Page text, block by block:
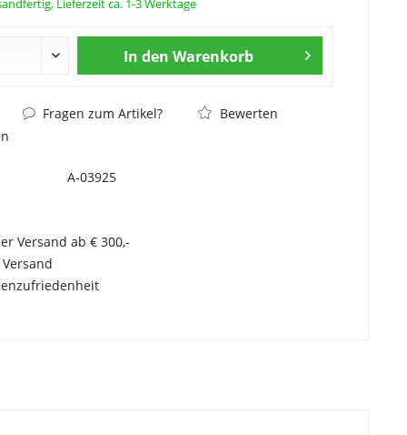
Lieferzeit ca. 1-3 Werktage
In den Warenkorb
Fragen zum Artikel?
Bewerten
A-03925
Versand ab € 300,-